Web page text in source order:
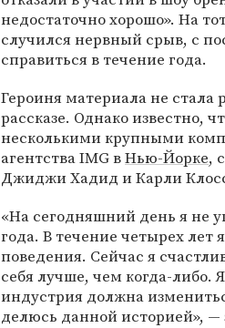
недостаточно хорошо». На
случился нервный срыв, с
справиться в течение года.
Героиня материала не стала
рассказе. Однако известно,
несколькими крупными
агентства IMG вНью-Йорке,
Джиджи Хадид и Карли
«На сегодняшний день я не
года. В течение четырех лет
поведения. Сейчас я
себя лучше, чем когда-либо.
индустрия должна
делюсь данной историей»,